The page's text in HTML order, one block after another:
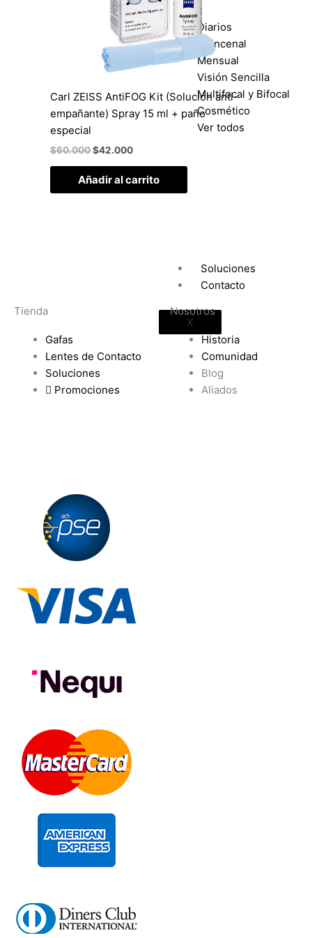
Diarios
Quincenal
Mensual
Visión Sencilla
Multifocal y Bifocal
Cosmético
Ver todos
Soluciones
Contacto
X
Carl ZEISS AntiFOG Kit (Solución anti-
empañante) Spray 15 ml + paño
especial
$60.000$42.000
Añadir al carrito
Tienda
Gafas
Lentes de Contacto
Soluciones
Promociones
Nosotros
Historia
Comunidad
Blog
Aliados